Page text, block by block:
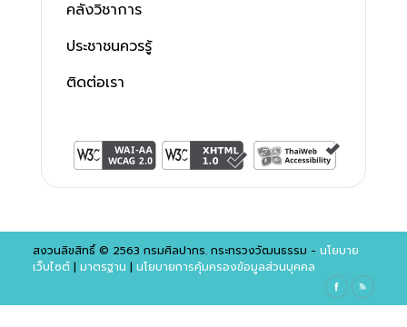
คลังวิชาการ
ประชาชนควรรู้
ติดต่อเรา
สงวนลิขสิทธิ์ © 2563 กรมศิลปากร. กระทรวงวัฒนธรรม - นโยบาย
เว็บไซต์| มาตรฐาน | นโยบายการคุ้มครองข้อมูลส่วนบุคคล